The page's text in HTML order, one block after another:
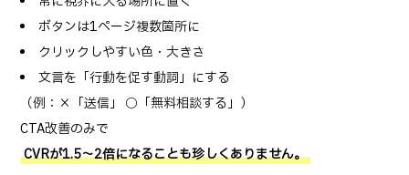
ボタンは1ページ複数箇所に
クリックしやすい色・大きさ
文言を「行動を促す動詞」にする
（例：×「送信」→ ○「無料相談する」）
CTA改善のみで
CVRが1.5〜2倍になることも珍しくありません。